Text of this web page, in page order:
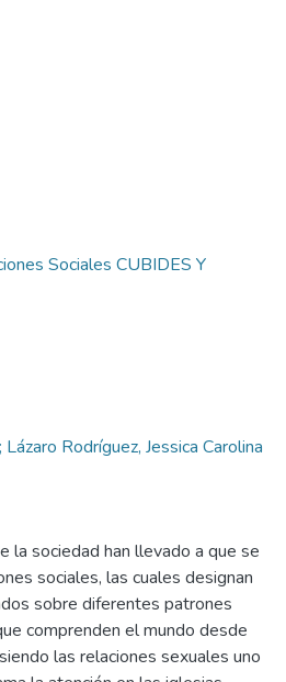
Sociales CUBIDES Y
Rodríguez, Jessica Carolina
la sociedad han llevado a que se
sociales, las cuales designan
sobre diferentes patrones
comprenden el mundo desde
las relaciones sexuales uno